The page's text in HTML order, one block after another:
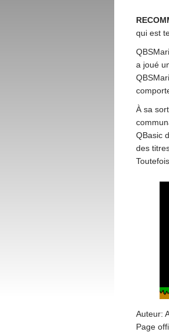
qui est
a joué
À sa
QBasic
des
Auteur:
Page